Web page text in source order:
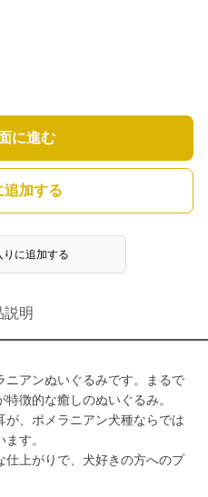
に進む
追加する
りに追加する
説明
アンぬいぐるみです。まるで
徴的な癒しのぬいぐるみ。
、ポメラニアン犬種ならでは
す。
仕上がりで、犬好きの方へのプ